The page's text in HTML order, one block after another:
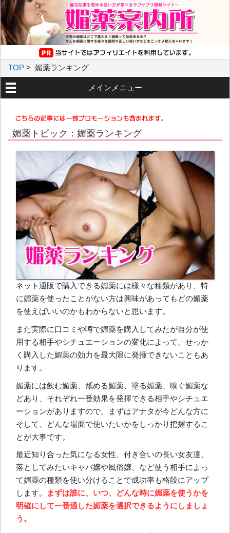
TOP > 媚薬ランキング
メインメニュー
媚薬トピック：媚薬ランキング
ネット通販で購入できる媚薬には様々な種類があり、特
に媚薬を使ったことがない方は興味があってもどの媚薬
を使えばいいのかもわからないと思います。
また実際に口コミや噂で媚薬を購入してみたが自分が使
用する相手やシチュエーションの変化によって、せっか
く購入した媚薬の効力を最大限に発揮できないこともあ
ります。
媚薬には飲む媚薬、舐める媚薬、塗る媚薬、嗅ぐ媚薬な
どあり、それぞれ一番効果を発揮できる相手やシチュエ
ーションがありますので、まずはアナタが今どんな方に
そして、どんな場面で使いたいかをしっかり把握するこ
とが大事です。
最近知り合った気になる女性、付き合いの長い女友達、
落としてみたいキャバ嬢や風俗嬢、など使う相手によっ
て媚薬の種類を使い分けることで成功率も格段にアップ
します。
まずは誰に、いつ、どんな時に媚薬を使うかを
明確にして一番適した媚薬を選択できるようにしましょ
う。